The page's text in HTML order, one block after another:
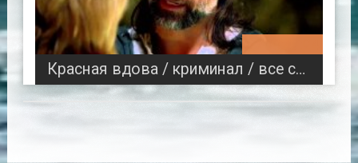
Красная вдова / криминал / все серии